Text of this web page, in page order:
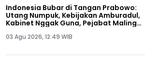
Indonesia Bubar di Tangan Prabowo:
Utang Numpuk, Kebijakan Amburadul,
Kabinet Nggak Guna, Pejabat Maling
03 Agu 2026, 12:49 WIB